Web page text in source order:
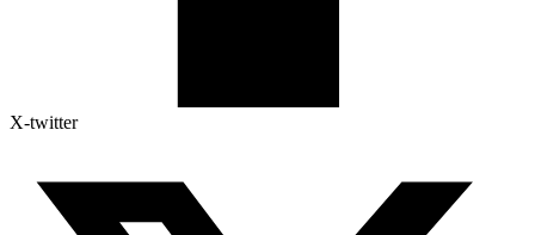
X-twitter